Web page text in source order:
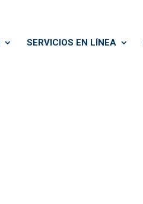
SERVICIOS EN LÍNEA